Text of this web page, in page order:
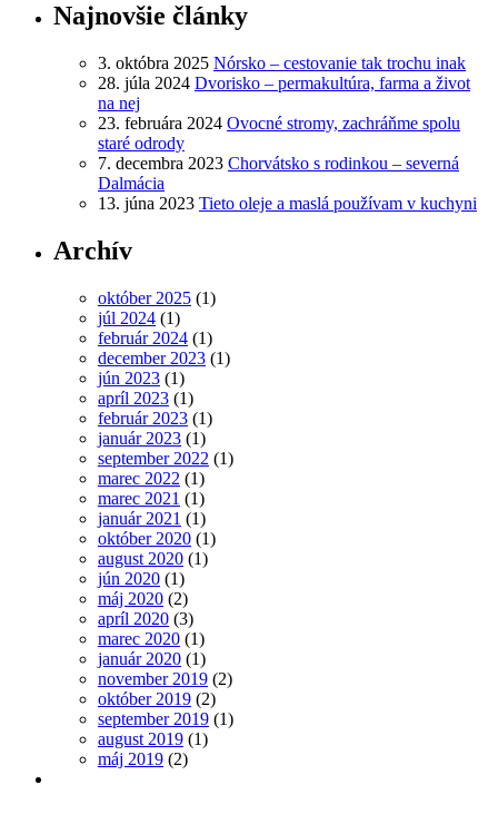
Najnovšie články
3. októbra 2025 Nórsko – cestovanie tak trochu inak
28. júla 2024 Dvorisko – permakultúra, farma a život
na nej
23. februára 2024 Ovocné stromy, zachráňme spolu
staré odrody
7. decembra 2023 Chorvátsko s rodinkou – severná
Dalmácia
13. júna 2023 Tieto oleje a maslá používam v kuchyni
Archív
október 2025 (1)
júl 2024 (1)
február 2024 (1)
december 2023 (1)
jún 2023 (1)
apríl 2023 (1)
február 2023 (1)
január 2023 (1)
september 2022 (1)
marec 2022 (1)
marec 2021 (1)
január 2021 (1)
október 2020 (1)
august 2020 (1)
jún 2020 (1)
máj 2020 (2)
apríl 2020 (3)
marec 2020 (1)
január 2020 (1)
november 2019 (2)
október 2019 (2)
september 2019 (1)
august 2019 (1)
máj 2019 (2)